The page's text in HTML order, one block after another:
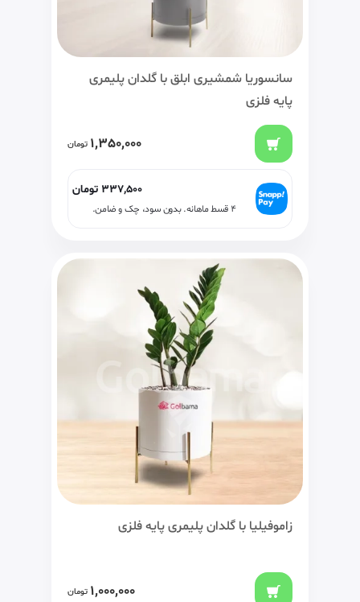
سانسوریا شمشیری ابلق با گلدان پلیمری
پایه فلزی
1,350,000 تومان
337,500 تومان
۴ قسط ماهانه. بدون سود، چک و ضامن.
زاموفیلیا با گلدان پلیمری پایه فلزی
1,000,000 تومان